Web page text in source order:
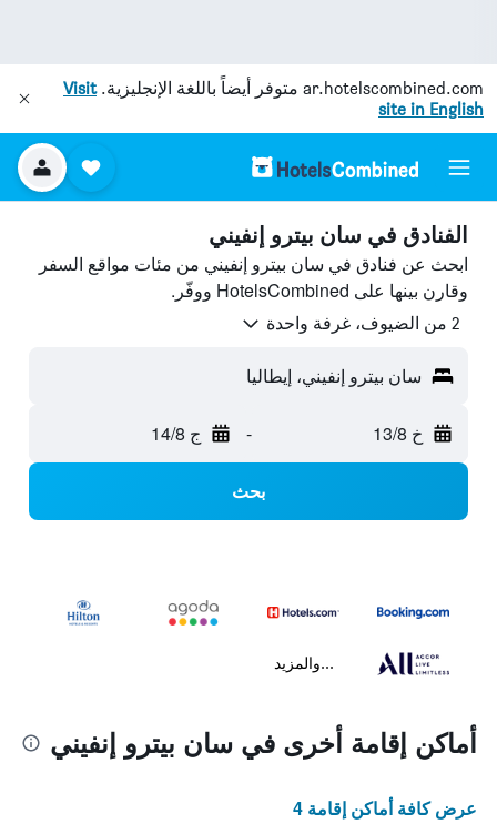
ar.hotelscombined.com متوفر أيضاً باللغة الإنجليزية.Visit
site in English
الفنادق في سان بيترو إنفيني
ابحث عن فنادق في سان بيترو إنفيني من مئات مواقع السفر
وقارن بينها على HotelsCombined ووفّر.
2 من الضيوف، غرفة واحدة
سان بيترو إنفيني، إيطاليا
خ 13/8 - ج 14/8
بحث
...والمزيد
أماكن إقامة أخرى في سان بيترو إنفيني
عرض كافة أماكن إقامة 4